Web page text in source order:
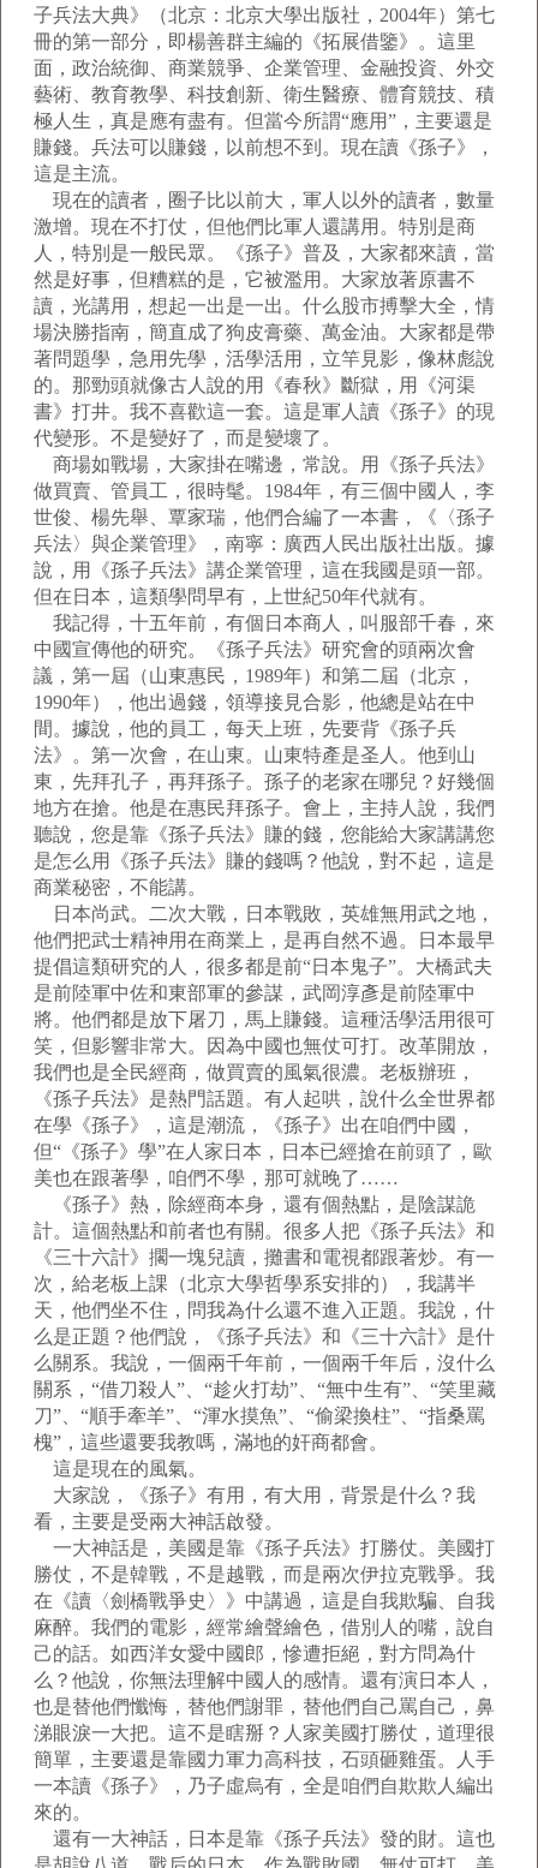
子兵法大典》（北京：北京大學出版社，2004年）第七
冊的第一部分，即楊善群主編的《拓展借鑒》。這里
面，政治統御、商業競爭、企業管理、金融投資、外交
藝術、教育教學、科技創新、衛生醫療、體育競技、積
極人生，真是應有盡有。但當今所謂“應用”，主要還是
賺錢。兵法可以賺錢，以前想不到。現在讀《孫子》，
這是主流。
現在的讀者，圈子比以前大，軍人以外的讀者，數量
激增。現在不打仗，但他們比軍人還講用。特別是商
人，特別是一般民眾。《孫子》普及，大家都來讀，當
然是好事，但糟糕的是，它被濫用。大家放著原書不
讀，光講用，想起一出是一出。什么股市搏擊大全，情
場決勝指南，簡直成了狗皮膏藥、萬金油。大家都是帶
著問題學，急用先學，活學活用，立竿見影，像林彪說
的。那勁頭就像古人說的用《春秋》斷獄，用《河渠
書》打井。我不喜歡這一套。這是軍人讀《孫子》的現
代變形。不是變好了，而是變壞了。
商場如戰場，大家掛在嘴邊，常說。用《孫子兵法》
做買賣、管員工，很時髦。1984年，有三個中國人，李
世俊、楊先舉、覃家瑞，他們合編了一本書，《〈孫子
兵法〉與企業管理》，南寧：廣西人民出版社出版。據
說，用《孫子兵法》講企業管理，這在我國是頭一部。
但在日本，這類學問早有，上世紀50年代就有。
我記得，十五年前，有個日本商人，叫服部千春，來
中國宣傳他的研究。《孫子兵法》研究會的頭兩次會
議，第一屆（山東惠民，1989年）和第二屆（北京，
1990年），他出過錢，領導接見合影，他總是站在中
間。據說，他的員工，每天上班，先要背《孫子兵
法》。第一次會，在山東。山東特產是圣人。他到山
東，先拜孔子，再拜孫子。孫子的老家在哪兒？好幾個
地方在搶。他是在惠民拜孫子。會上，主持人說，我們
聽說，您是靠《孫子兵法》賺的錢，您能給大家講講您
是怎么用《孫子兵法》賺的錢嗎？他說，對不起，這是
商業秘密，不能講。
日本尚武。二次大戰，日本戰敗，英雄無用武之地，
他們把武士精神用在商業上，是再自然不過。日本最早
提倡這類研究的人，很多都是前“日本鬼子”。大橋武夫
是前陸軍中佐和東部軍的參謀，武岡淳彥是前陸軍中
將。他們都是放下屠刀，馬上賺錢。這種活學活用很可
笑，但影響非常大。因為中國也無仗可打。改革開放，
我們也是全民經商，做買賣的風氣很濃。老板辦班，
《孫子兵法》是熱門話題。有人起哄，說什么全世界都
在學《孫子》，這是潮流，《孫子》出在咱們中國，
但“《孫子》學”在人家日本，日本已經搶在前頭了，歐
美也在跟著學，咱們不學，那可就晚了……
《孫子》熱，除經商本身，還有個熱點，是陰謀詭
計。這個熱點和前者也有關。很多人把《孫子兵法》和
《三十六計》擱一塊兒讀，攤書和電視都跟著炒。有一
次，給老板上課（北京大學哲學系安排的），我講半
天，他們坐不住，問我為什么還不進入正題。我說，什
么是正題？他們說，《孫子兵法》和《三十六計》是什
么關系。我說，一個兩千年前，一個兩千年后，沒什么
關系，“借刀殺人”、“趁火打劫”、“無中生有”、“笑里藏
刀”、“順手牽羊”、“渾水摸魚”、“偷梁換柱”、“指桑罵
槐”，這些還要我教嗎，滿地的奸商都會。
這是現在的風氣。
大家說，《孫子》有用，有大用，背景是什么？我
看，主要是受兩大神話啟發。
一大神話是，美國是靠《孫子兵法》打勝仗。美國打
勝仗，不是韓戰，不是越戰，而是兩次伊拉克戰爭。我
在《讀〈劍橋戰爭史〉》中講過，這是自我欺騙、自我
麻醉。我們的電影，經常繪聲繪色，借別人的嘴，說自
己的話。如西洋女愛中國郎，慘遭拒絕，對方問為什
么？他說，你無法理解中國人的感情。還有演日本人，
也是替他們懺悔，替他們謝罪，替他們自己罵自己，鼻
涕眼淚一大把。這不是瞎掰？人家美國打勝仗，道理很
簡單，主要還是靠國力軍力高科技，石頭砸雞蛋。人手
一本讀《孫子》，乃子虛烏有，全是咱們自欺欺人編出
來的。
還有一大神話，日本是靠《孫子兵法》發的財。這也